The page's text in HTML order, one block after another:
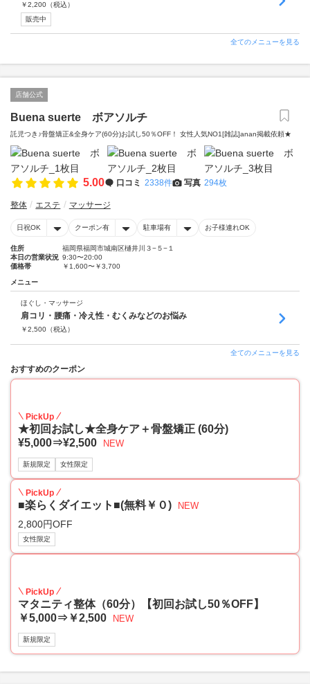
￥2,200 （税込）
販売中
全てのメニューを見る
店舗公式
Buena suerte ボアソルチ
託児つき♪骨盤矯正&全身ケア(60分)お試し50％OFF！ 女性人気NO1[雑誌]anan掲載依頼★
5.00 口コミ 2338件 写真 294枚
整体 エステ マッサージ
日祝OK クーポン有 駐車場有 お子様連れOK
住所
福岡県福岡市城南区樋井川３−５−１
本日の営業状況 9:30〜20:00
価格帯
￥1,600〜￥3,700
メニュー
ほぐし・マッサージ
肩コリ・腰痛・冷え性・むくみなどのお悩み
￥2,500 （税込）
全てのメニューを見る
おすすめのクーポン
PickUp
★初回お試し★全身ケア＋骨盤矯正 (60分)
¥5,000⇒¥2,500
NEW
新規限定 女性限定
PickUp
■楽らくダイエット■(無料￥０) NEW
2,800円OFF
女性限定
PickUp
マタニティ整体（60分）【初回お試し50％OFF】
￥5,000⇒￥2,500
NEW
新規限定